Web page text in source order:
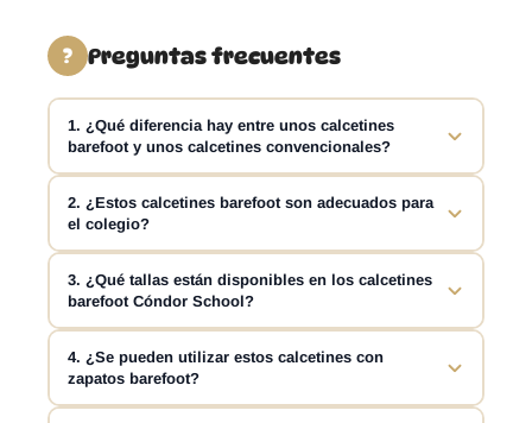
? Preguntas frecuentes
1. ¿Qué diferencia hay entre unos calcetines
barefoot y unos calcetines convencionales?
Los calcetines barefoot están diseñados para adaptarse
mejor a la forma natural del pie y evitar una compresión
excesiva en la zona de los dedos. Los calcetines
barefoot Cóndor School ofrecen un ajuste anatómico y
cómodo, ideal para combinarlos con calzado respetuoso
o barefoot infantil.
2. ¿Estos calcetines barefoot son adecuados para
el colegio?
Sí. Los calcetines barefoot Cóndor School están
pensados para el uso diario y son una buena opción
como calcetines colegiales infantiles. Su composición
con un 71 % de algodón proporciona comodidad y
transpirabilidad durante las horas de clase.
3. ¿Qué tallas están disponibles en los calcetines
barefoot Cóndor School?
Este modelo está disponible en diferentes tallas
infantiles, desde 12-24 meses hasta la talla 31, según el
color y la variante seleccionada. Recomendamos
4. ¿Se pueden utilizar estos calcetines con
zapatos barefoot?